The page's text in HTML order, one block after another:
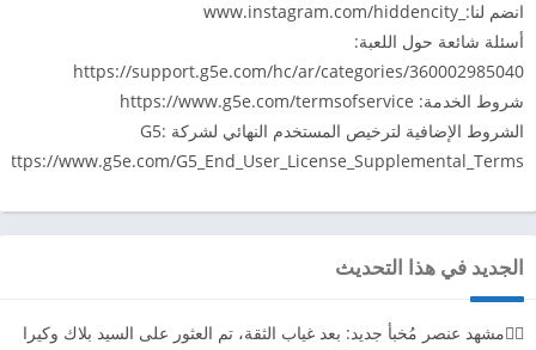
انضم لنا:_www.instagram.com/hiddencity
أسئلة شائعة حول اللعبة:
https://support.g5e.com/hc/ar/categories/360002985040
شروط الخدمة: https://www.g5e.com/termsofservice
الشروط الإضافية لترخيص المستخدم النهائي لشركة G5:
https://www.g5e.com/G5_End_User_License_Supplemental_Terms
الجديد في هذا التحديث
😶‍🌫️مشهد عنصر مُخبأ جديد: بعد غياب الثقة، تم العثور على السيد بلاك وكيرا